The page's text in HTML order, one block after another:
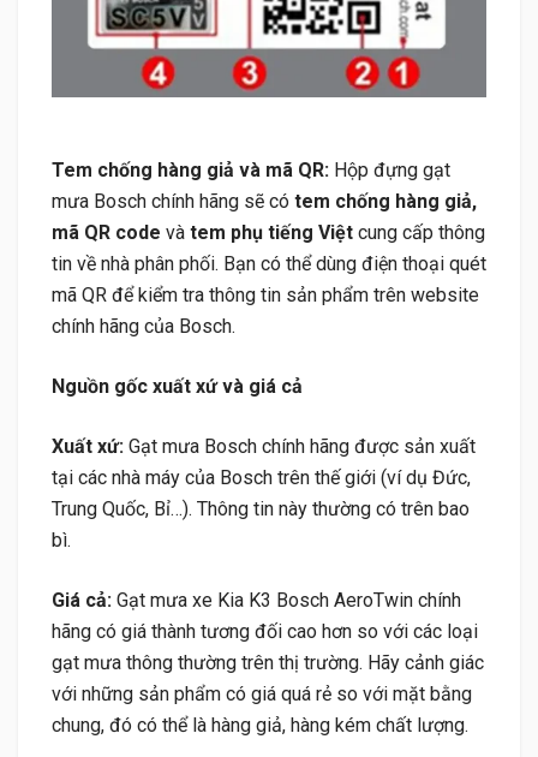
Tem chống hàng giả và mã QR: Hộp đựng gạt
mưa Bosch chính hãng sẽ có tem chống hàng giả,
mã QR code và tem phụ tiếng Việt cung cấp thông
tin về nhà phân phối. Bạn có thể dùng điện thoại quét
mã QR để kiểm tra thông tin sản phẩm trên website
chính hãng của Bosch.
Nguồn gốc xuất xứ và giá cả
Xuất xứ: Gạt mưa Bosch chính hãng được sản xuất
tại các nhà máy của Bosch trên thế giới (ví dụ Đức,
Trung Quốc, Bỉ…). Thông tin này thường có trên bao
bì.
Giá cả: Gạt mưa xe Kia K3 Bosch AeroTwin chính
hãng có giá thành tương đối cao hơn so với các loại
gạt mưa thông thường trên thị trường. Hãy cảnh giác
với những sản phẩm có giá quá rẻ so với mặt bằng
chung, đó có thể là hàng giả, hàng kém chất lượng.